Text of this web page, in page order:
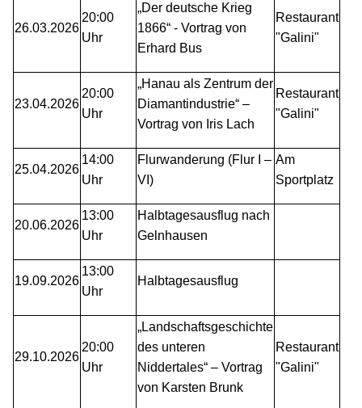
26.03.2026
20:00
Uhr
„Der deutsche Krieg
1866“ - Vortrag von
Erhard Bus
Restaurant
"Galini"
23.04.2026
20:00
Uhr
„Hanau als Zentrum der
Diamantindustrie“ –
Vortrag von Iris Lach
Restaurant
"Galini"
25.04.2026
14:00
Uhr
Flurwanderung (Flur I –
VI)
Am
Sportplatz
20.06.2026
13:00
Uhr
Halbtagesausflug nach
Gelnhausen
19.09.2026
13:00
Uhr
Halbtagesausflug
29.10.2026
20:00
Uhr
„Landschaftsgeschichte
des unteren
Niddertales“ – Vortrag
von Karsten Brunk
Restaurant
"Galini"